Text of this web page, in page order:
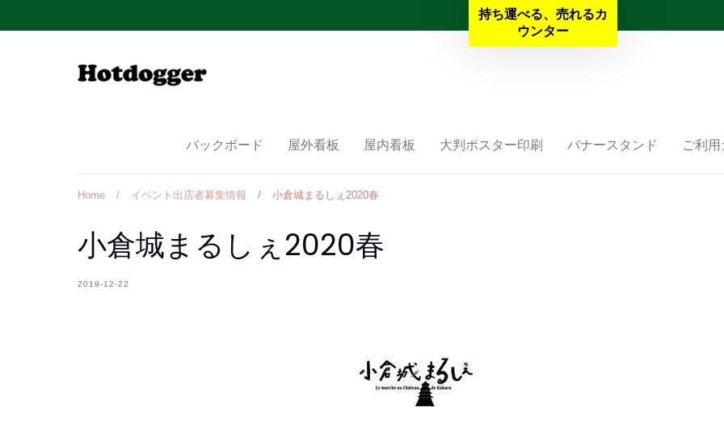
to
夏季休業と納期のお知らせ
バックボード 屋外看板 屋内看板 大判ポスター印刷 バナースタンド ご利
Home / イベント出店者募集情報 / 小倉城まるしぇ2020春
小倉城まるしぇ2020春
2019-12-22
持ち運べる、売れるカ
ウンター